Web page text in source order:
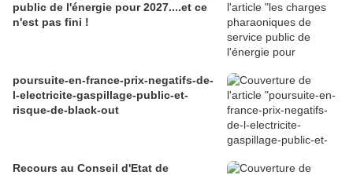
public de l'énergie pour 2027....et ce
n'est pas fini !
poursuite-en-france-prix-negatifs-de-
l-electricite-gaspillage-public-et-
risque-de-black-out
Recours au Conseil d'Etat de